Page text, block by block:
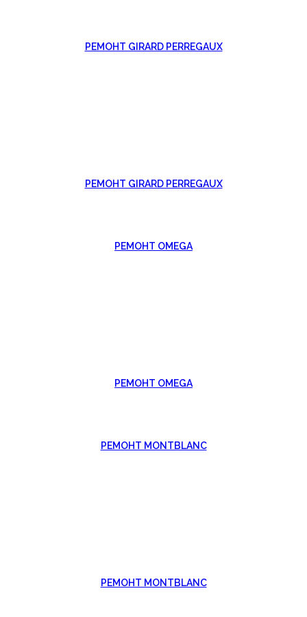
РЕМОНТ GIRARD PERREGAUX
РЕМОНТ GIRARD PERREGAUX
РЕМОНТ OMEGA
РЕМОНТ OMEGA
РЕМОНТ MONTBLANC
РЕМОНТ MONTBLANC